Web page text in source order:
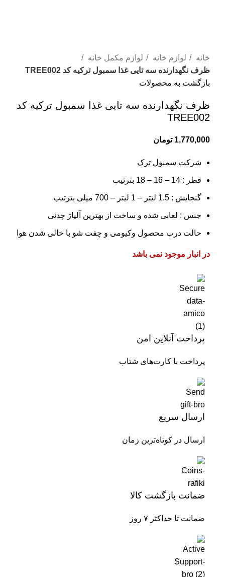
خانه لوازم خانه
لوازم مکمل خانه
ظرف نگهدارنده سه تایی غذا سمبول ترکیه کد TREE002
بازگشت به محصولات
ظرف نگهدارنده سه تایی غذا سمبول ترکیه کد
TREE002
1,770,000 تومان
شرکت سمبول ترک
قطر : 14 – 16 – 18 بترتیب
گنجایش : 1.5 لیتر – 1 لیتر – 700 میلی بترتیب
جنس : لعابی شده و ساخت از بهترین آلیاژ چدنی
حالت درب محصول وکیومی و چفت شو با خالی شدن هوا
در انبار موجود نمی باشد
پرداخت آنلاین امن
پرداخت با کارت‌های شتاب
ارسال سریع
ارسال در کوتاه‌ترین زمان
ضمانت بازگشت کالا
ضمانت تا حداکثر ۷ روز